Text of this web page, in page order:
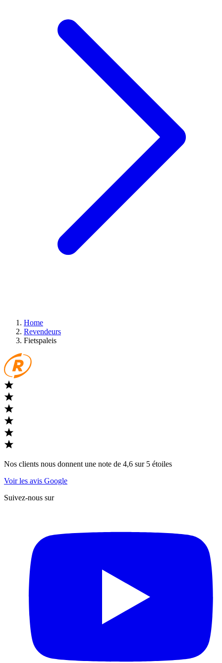
Home
Revendeurs
Fietspaleis
Nos clients nous donnent une note de 4,6 sur 5 étoiles
Voir les avis Google
Suivez-nous sur